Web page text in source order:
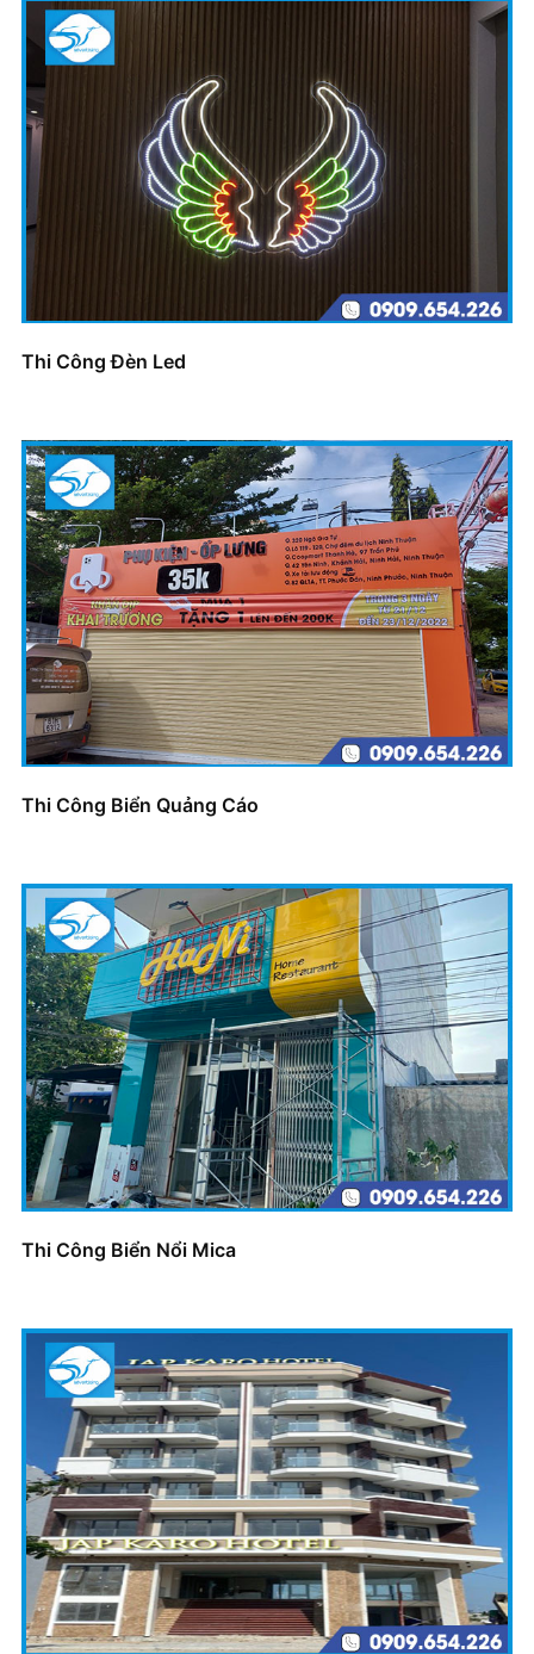
Thi Công Đèn Led
Thi Công Biển Quảng Cáo
Thi Công Biển Nổi Mica